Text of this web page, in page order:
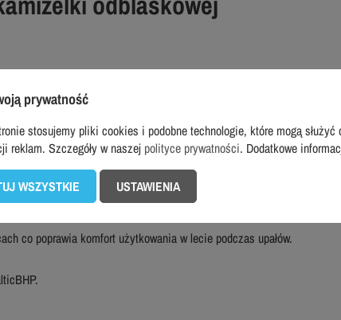
ramionach co zapewnia dobrą widoczność w każdej pozycji,
robocze odblaskowe),
na telefon komórkowy,
są z mocnego materiału Cordura® który jest odporny na
20471 w klasie 2, co oznacza podwyższoną widoczność po
co poprawia komfort użytkowania w lecie podczas upałów.
prywatność
stosujemy pliki cookies i podobne technologie, które mogą służyć
reklam. Szczegóły w naszej polityce prywatności. Dodatkowe
WSZYSTKIE USTAWIENIA